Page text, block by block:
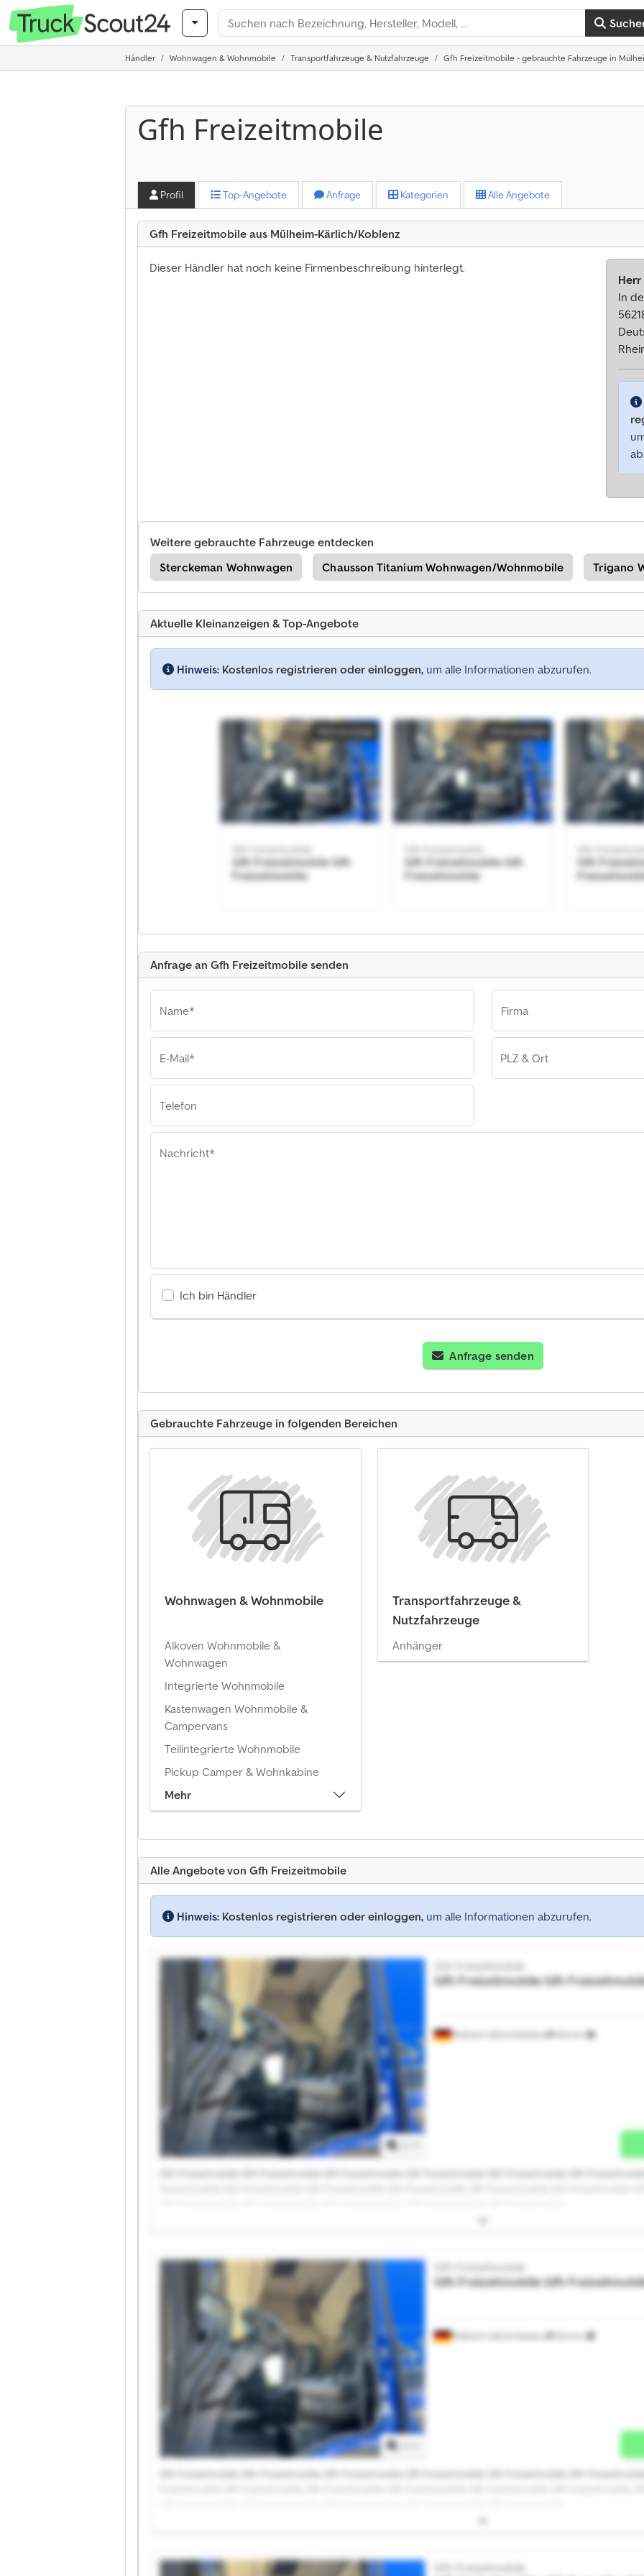
Händler Wohnwagen & Wohnmobile Transportfahrzeuge & Nutzfahrzeuge Gfh Freizeitmobile - gebrauchte Fahrzeuge in
Gfh Freizeitmobile
Profil Top-Angebote Anfrage Kategorien Alle Angebote
Gfh Freizeitmobile aus Mülheim-Kärlich/Koblenz
Dieser Händler hat noch keine Firmenbeschreibung hinterlegt.
In
Weitere gebrauchte Fahrzeuge entdecken
Sterckeman Wohnwagen
Chausson Titanium Wohnwagen/Wohnmobile Trigano
Aktuelle Kleinanzeigen & Top-Angebote
Hinweis: Kostenlos registrieren oder einloggen, um alle Informationen abzurufen.
Gfh Freizeitmobile Gfh
Freizeitmobile
Kleinanzeige
Gfh Freizeitmobile Gfh
Freizeitmobile
Kleinanzeige
Gfh
Freizeitmobile
Anfrage an Gfh Freizeitmobile senden
Name*
E-Mail*
Telefon
Firma
PLZ & Ort
Nachricht*
Ich bin Händler
Anfrage senden
Gebrauchte Fahrzeuge in folgenden Bereichen
Wohnwagen & Wohnmobile
Alkoven Wohnmobile &
Wohnwagen
Integrierte Wohnmobile
Kastenwagen Wohnmobile &
Campervans
Teilintegrierte Wohnmobile
Pickup Camper & Wohnkabine
Mehr
Transportfahrzeuge &
Nutzfahrzeuge
Anhänger
Alle Angebote von Gfh Freizeitmobile
Hinweis: Kostenlos registrieren oder einloggen, um alle Informationen abzurufen.
Mülheim-Kärlich/Koblenz
Gfh Freizeitmobile
Gfh FreizeitmobileGfh
Mülheim-Kärlich/Koblenz
Gfh Freizeitmobile
Gfh FreizeitmobileGfh
Gfh Freizeitmobile